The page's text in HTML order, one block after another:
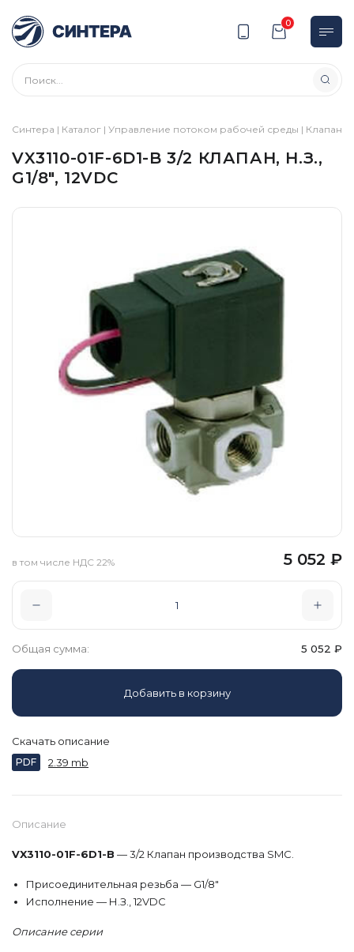
0
Синтера | Каталог | Управление потоком рабочей среды | Клапаны
VX3110-01F-6D1-B 3/2 КЛАПАН, Н.З.,
G1/8″, 12VDC
Описание
VX3110-01F-6D1-B — 3/2 Клапан производства SMC.
Присоединительная резьба — G1/8"
Исполнение — Н.З., 12VDC
Описание серии
5 052 ₽
в том числе НДС 22%
Общая сумма: 5 052 ₽
Добавить в корзину
Скачать описание
PDF 2.39 mb